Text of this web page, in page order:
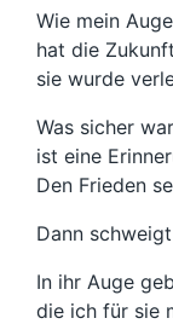
Wie mein Auge
hat die
sie wurde
Was sicher
ist eine
Den Frieden
Dann
In ihr Auge
die ich für sie